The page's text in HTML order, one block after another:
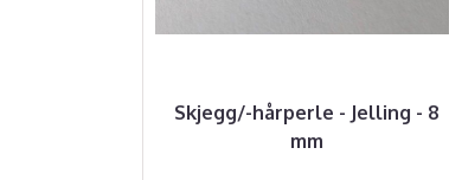
Skjegg/-hårperle - Jelling - 8
mm